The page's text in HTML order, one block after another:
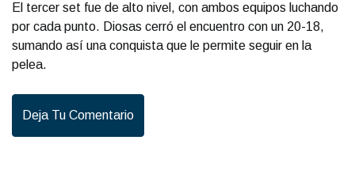
El tercer set fue de alto nivel, con ambos equipos luchando
por cada punto. Diosas cerró el encuentro con un 20-18,
sumando así una conquista que le permite seguir en la
pelea.
Deja Tu Comentario